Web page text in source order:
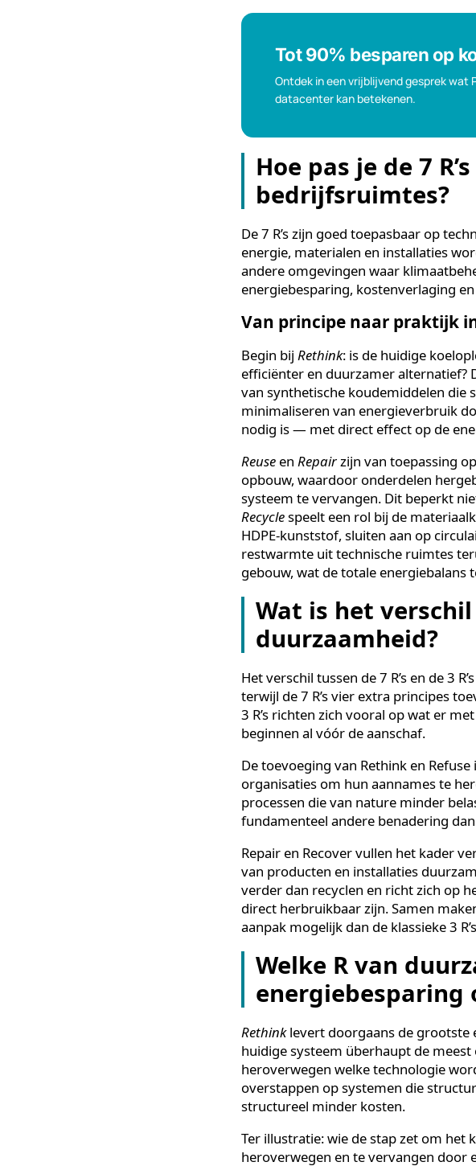
Minder grondstoffenverbruik,
energieverbruik vertalen zich
niet alleen ecologisch
Tot 90% besparen
datacenter kan betekenen.
Hoe pas je de 7
De 7 R’s zijn goed toepasbaar
energie, materialen en
andere omgevingen waar
energiebesparing,
Van principe naar
Begin bijRethink: is de huidige
efficiënter en duurzamer
van synthetische
minimaliseren van
ReuseenRepairzijn van
opbouw, waardoor onderdelen
Recyclespeelt een rol bij de
HDPE-kunststof, sluiten aan op
restwarmte uit technische
gebouw, wat de totale
Wat is het
duurzaamheid?
Het verschil tussen de 7 R’s en
terwijl de 7 R’s vier extra
3 R’s richten zich vooral op wat
beginnen al vóór de aanschaf.
De toevoeging van Rethink en
organisaties om hun aannames
processen die van nature
fundamenteel andere
Repair en Recover vullen het
van producten en installaties
verder dan recyclen en richt
direct herbruikbaar zijn. Samen